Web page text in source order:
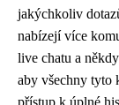
jakýchkoliv
nabízejí více
live chatu a
aby všechny tyto
přístup k úplné